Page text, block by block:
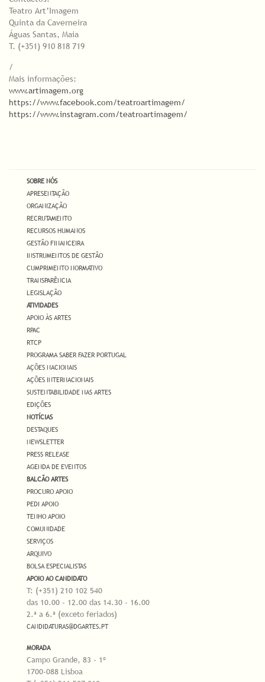
Teatro Art’Imagem
Quinta da Caverneira
Águas Santas, Maia
T. (+351) 910 818 719
/
Mais informações:
www.artimagem.org
https://www.facebook.com/teatroartimagem/
https://www.instagram.com/teatroartimagem/
SOBRE NÓS
APRESENTAÇÃO
ORGANIZAÇÃO
RECRUTAMENTO
RECURSOS HUMANOS
GESTÃO FINANCEIRA
INSTRUMENTOS DE GESTÃO
CUMPRIMENTO NORMATIVO
TRANSPARÊNCIA
LEGISLAÇÃO
ATIVIDADES
APOIO ÀS ARTES
RPAC
RTCP
PROGRAMA SABER FAZER PORTUGAL
AÇÕES NACIONAIS
AÇÕES INTERNACIONAIS
SUSTENTABILIDADE NAS ARTES
EDIÇÕES
NOTÍCIAS
DESTAQUES
NEWSLETTER
PRESS RELEASE
AGENDA DE EVENTOS
BALCÃO ARTES
PROCURO APOIO
PEDI APOIO
TENHO APOIO
COMUNIDADE
SERVIÇOS
ARQUIVO
BOLSA ESPECIALISTAS
APOIO AO CANDIDATO
T: (+351) 210 102 540
das 10.00 - 12.00 das 14.30 - 16.00
2.ª a 6.ª (exceto feriados)
CANDIDATURAS@DGARTES.PT
MORADA
Campo Grande, 83 - 1º
1700-088 Lisboa